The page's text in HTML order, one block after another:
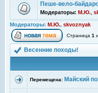
Пеше-вело-
Модераторы: М.Ю.
Модераторы: М.Ю., skvoznyak
Страница 1
Весенние походы!
Перемещена: Майский